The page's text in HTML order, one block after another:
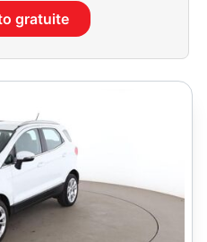
gratuite